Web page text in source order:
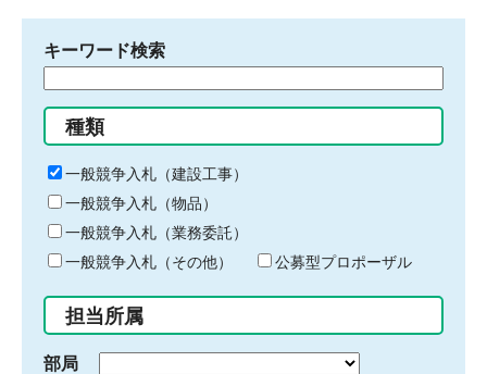
キーワード検索
る
キ
ー
ワ
ー
ド
入
力
種類
一般競争入札（建設工事）
一般競争入札（物品）
一般競争入札（業務委託）
一般競争入札（その他）
公募型プロポーザル
担当所属
部局